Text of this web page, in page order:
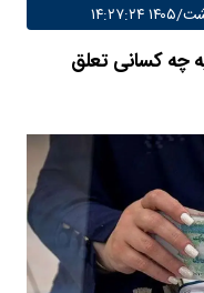
به چه کسانی تعلق